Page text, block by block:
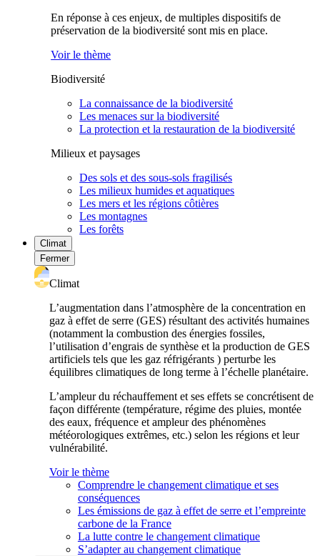
En réponse à ces enjeux, de multiples dispositifs de
préservation de la biodiversité sont mis en place.
Voir le thème
Biodiversité
La connaissance de la biodiversité
Les menaces sur la biodiversité
La protection et la restauration de la biodiversité
Milieux et paysages
Des sols et des sous-sols fragilisés
Les milieux humides et aquatiques
Les mers et les régions côtières
Les montagnes
Les forêts
Climat
Fermer
Climat
L’augmentation dans l’atmosphère de la concentration en
gaz à effet de serre (GES) résultant des activités humaines
(notamment la combustion des énergies fossiles,
l’utilisation d’engrais de synthèse et la production de GES
artificiels tels que les gaz réfrigérants ) perturbe les
équilibres climatiques de long terme à l’échelle planétaire.
L’ampleur du réchauffement et ses effets se concrétisent de
façon différente (température, régime des pluies, montée
des eaux, fréquence et ampleur des phénomènes
météorologiques extrêmes, etc.) selon les régions et leur
vulnérabilité.
Voir le thème
Comprendre le changement climatique et ses
conséquences
Les émissions de gaz à effet de serre et l’empreinte
carbone de la France
La lutte contre le changement climatique
S’adapter au changement climatique